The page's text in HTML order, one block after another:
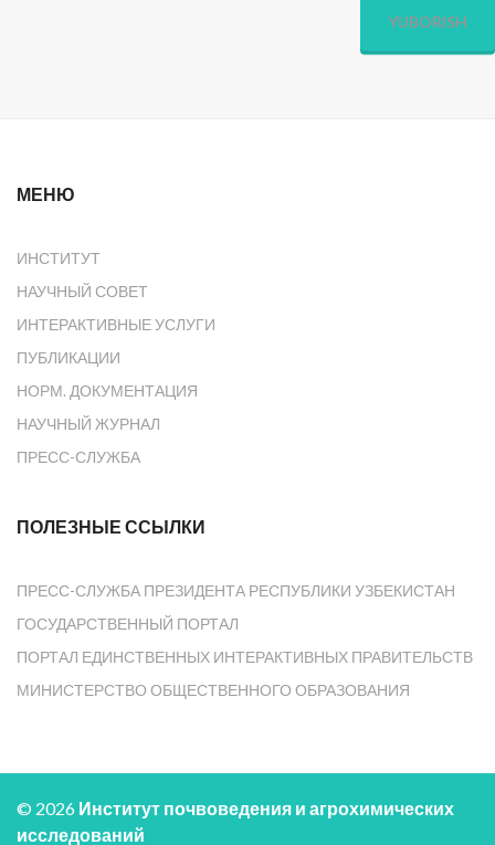
YUBORISH
МЕНЮ
ИНСТИТУТ
НАУЧНЫЙ СОВЕТ
ИНТЕРАКТИВНЫЕ УСЛУГИ
ПУБЛИКАЦИИ
НОРМ. ДОКУМЕНТАЦИЯ
НАУЧНЫЙ ЖУРНАЛ
ПРЕСС-СЛУЖБА
ПОЛЕЗНЫЕ ССЫЛКИ
ПРЕСС-СЛУЖБА ПРЕЗИДЕНТА РЕСПУБЛИКИ УЗБЕКИСТАН
ГОСУДАРСТВЕННЫЙ ПОРТАЛ
ПОРТАЛ ЕДИНСТВЕННЫХ ИНТЕРАКТИВНЫХ ПРАВИТЕЛЬСТВ
МИНИСТЕРСТВО ОБЩЕСТВЕННОГО ОБРАЗОВАНИЯ
© 2026 Институт почвоведения и агрохимических
исследований